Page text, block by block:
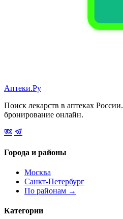
Аптеки.Ру
Поиск лекарств в аптеках
бронирование онлайн.
Города и районы
Москва
Санкт-Петербург
По районам →
Категории